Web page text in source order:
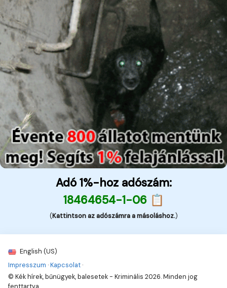
Adó 1%-hoz adószám:
18464654-1-06 📋
(Kattintson az adószámra a másoláshoz.)
English (US)
Impresszum ·Kapcsolat ·
© Kék hírek, bűnügyek, balesetek - Kriminális 2026. Minden jog